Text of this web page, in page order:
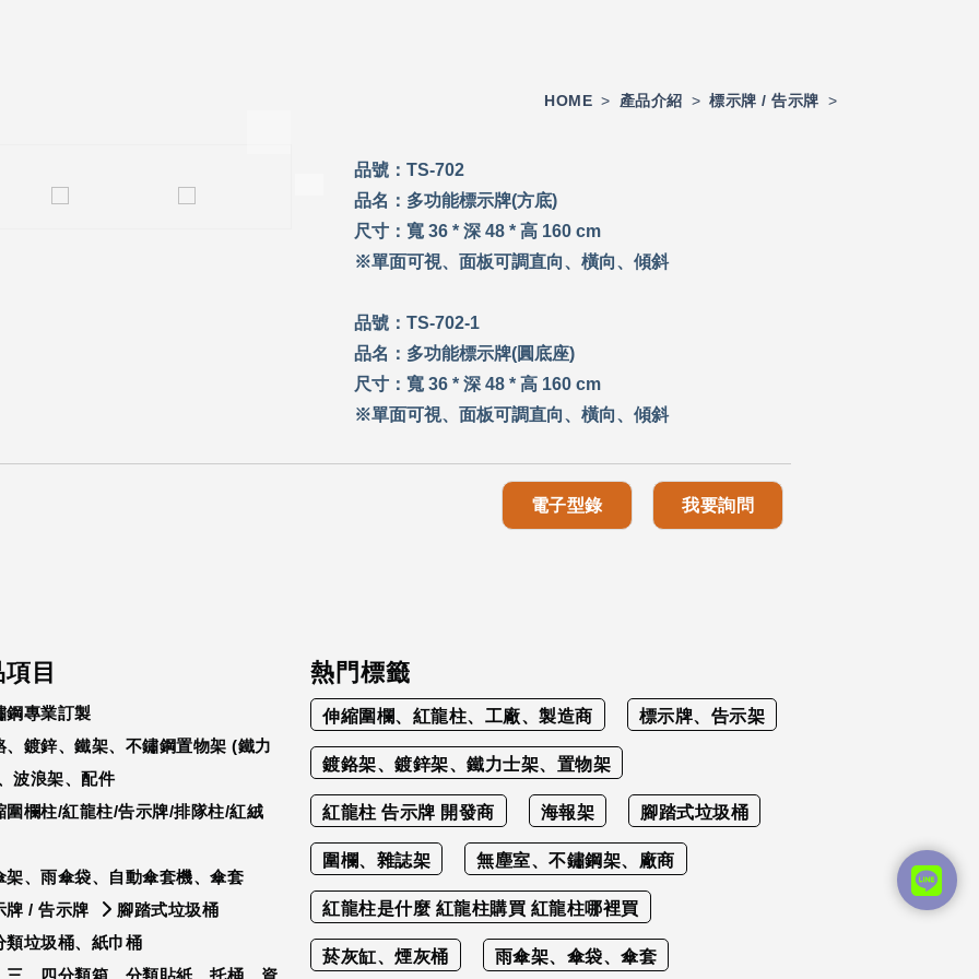
HOME > 產品介紹 > 標示牌 / 告示牌 >
品號：TS-702
品名：多功能標示牌(方底)
尺寸：寬 36 * 深 48 * 高 160 cm
※單面可視、面板可調直向、橫向、傾斜
品號：TS-702-1
品名：多功能標示牌(圓底座)
尺寸：寬 36 * 深 48 * 高 160 cm
※單面可視、面板可調直向、橫向、傾斜
電子型錄 我要詢問
目
鋼專業訂製
、鍍鋅、鐵架、不鏽鋼置物架 (鐵力
波浪架、配件
圍欄柱/紅龍柱/告示牌/排隊柱/紅絨
架、雨傘袋、自動傘套機、傘套
牌 / 告示牌
腳踏式垃圾桶
類垃圾桶、紙巾桶
三、四分類箱、分類貼紙、托桶、資
熱門標籤
伸縮圍欄、紅龍柱、工廠、製造商 標示牌、告示架
鍍鉻架、鍍鋅架、鐵力士架、置物架
紅龍柱 告示牌 開發商 海報架 腳踏式垃圾桶
圍欄、雜誌架 無塵室、不鏽鋼架、廠商
紅龍柱是什麼 紅龍柱購買 紅龍柱哪裡買
菸灰缸、煙灰桶 雨傘架、傘袋、傘套